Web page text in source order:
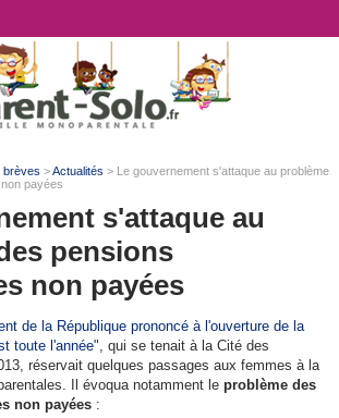
brèves >Actualités > Le gouvernement s'attaque au problème
payées
s'attaque au
pensions
non payées
de la République prononcé à l'ouverture de la
toute l'année", qui se tenait à la Cité des
réservait quelques passages aux femmes à la
Il évoqua notamment le problème des
non payées: